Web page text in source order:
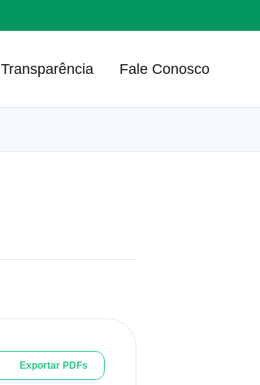
Transparência Fale Conosco
Exportar PDFs